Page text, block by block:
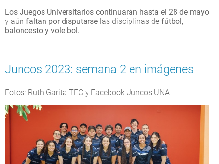
Los Juegos Universitarios continuarán hasta el 28 de mayo
y aún faltan por disputarse las disciplinas de fútbol,
baloncesto y voleibol.
Juncos 2023: semana 2 en imágenes
Fotos: Ruth Garita TEC y Facebook Juncos UNA